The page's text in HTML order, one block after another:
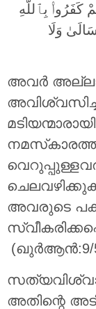
كَفَرُوا۟ بِٱللَّهِ
وَلَا
അവര്‍
അവരുടെ
(ഖുർആൻ:9/
അതിന്റെ